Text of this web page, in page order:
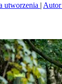
utworzenia | Autor